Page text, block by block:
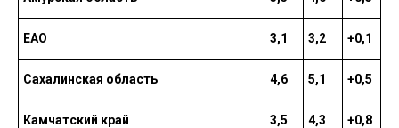
ЕАО 3,1 3,2 +0,1
Сахалинская область 4,6 5,1 +0,5
Камчатский край 3,5 4,3 +0,8